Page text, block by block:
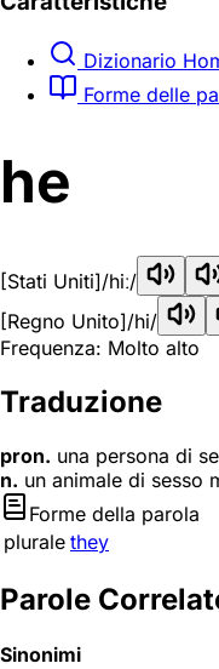
Dizionario
Forme delle
he
[Stati Uniti]/hiː/
[Regno Unito]/hi/
Frequenza: Molto alto
Traduzione
pron. una persona di
n. un animale di sesso
Forme della parola
plurale they
Parole
Sinonimi